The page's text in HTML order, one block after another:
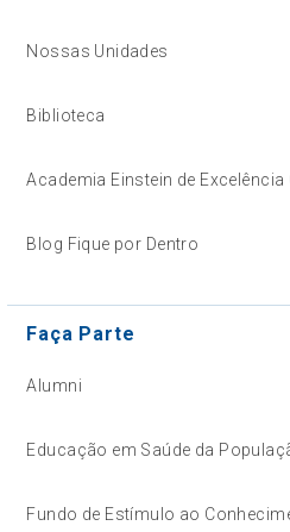
Nossas Unidades
Biblioteca
Academia Einstein de Excelência
Blog Fique por Dentro
Faça Parte
Alumni
Educação em Saúde da
Fundo de Estímulo ao